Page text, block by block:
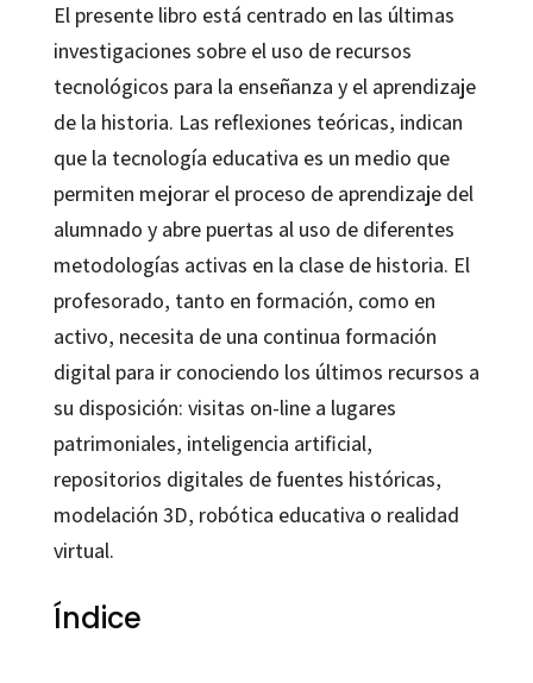
El presente libro está centrado en las últimas
investigaciones sobre el uso de recursos
tecnológicos para la enseñanza y el aprendizaje
de la historia. Las reflexiones teóricas, indican
que la tecnología educativa es un medio que
permiten mejorar el proceso de aprendizaje del
alumnado y abre puertas al uso de diferentes
metodologías activas en la clase de historia. El
profesorado, tanto en formación, como en
activo, necesita de una continua formación
digital para ir conociendo los últimos recursos a
su disposición: visitas on-line a lugares
patrimoniales, inteligencia artificial,
repositorios digitales de fuentes históricas,
modelación 3D, robótica educativa o realidad
virtual.
Índice